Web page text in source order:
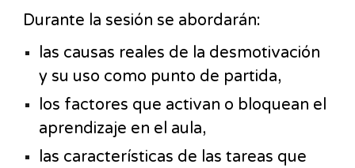
Durante la sesión se abordarán:
las causas reales de la desmotivación
y su uso como punto de partida,
los factores que activan o bloquean el
aprendizaje en el aula,
las características de las tareas que